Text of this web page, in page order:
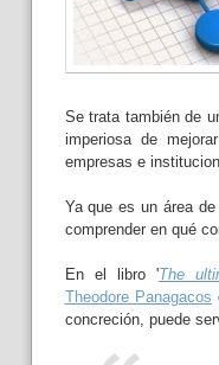
Se trata también de
imperiosa de
empresas e
Ya que es un área
comprender en qué
En el libro 'The
Theodore Panagacos
concreción, puede